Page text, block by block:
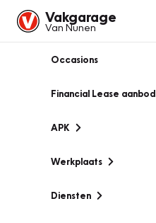
Vakgarage
Van Nunen
Occasions
Financial Lease aanbod
APK
Werkplaats
Diensten